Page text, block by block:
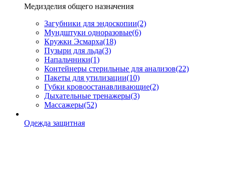
Медизделия общего назначения
Загубники для эндоскопии(2)
Мундштуки одноразовые(6)
Кружки Эсмарха(18)
Пузыри для льда(3)
Напальчники(1)
Контейнеры стерильные для анализов(22)
Пакеты для утилизации(10)
Губки кровоостанавливающие(2)
Дыхательные тренажеры(3)
Массажеры(52)
Одежда защитная